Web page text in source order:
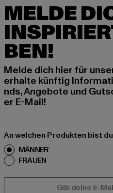
MELDE
BEN!
Melde dich hier für
erhalte künftig
nds, Angebote und
er E-Mail!
An welchen Produkten bist
MÄNNER
FRAUEN